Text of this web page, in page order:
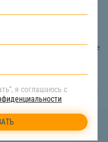
автомобилей. Для этих целей
манипулятором и т.д.
в Миассе вы можете на сайте
надежную перевозку,
а услуги оказывают
погрузки автомобилей для
Звоните:8 (922) 517-40-
я соглашаюсь с